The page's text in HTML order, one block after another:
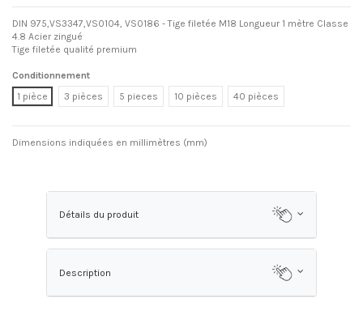
DIN 975,VS3347,VS0104, VS0186 - Tige filetée M18 Longueur 1 mètre Classe
4.8 Acier zingué
Tige filetée qualité premium
Conditionnement
1 pièce
3 pièces 5 pieces 10 pièces 40 pièces
Dimensions indiquées en millimètres (mm)
Détails du produit
Description